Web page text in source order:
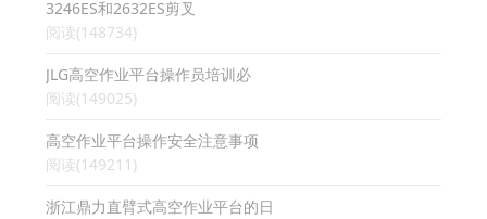
3246ES和2632ES剪叉
阅读(148734)
JLG高空作业平台操作员培训必
阅读(149025)
高空作业平台操作安全注意事项
阅读(149211)
浙江鼎力直臂式高空作业平台的日